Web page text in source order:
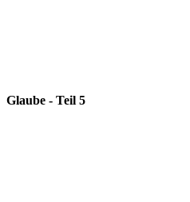
Glaube - Teil 5